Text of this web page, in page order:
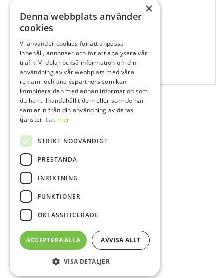
111404
XO – Fotring
1 st
×
Denna webbplats använder
cookies
Vi använder cookies för att anpassa
innehåll, annonser och för att analysera vår
trafik. Vi delar också information om din
användning av vår webbplats med våra
reklam- och analyspartners som kan
kombinera den med annan information som
du har tillhandahållit dem eller som de har
samlat in från din användning av deras
tjänster. Läs mer
STRIKT NÖDVÄNDIGT
PRESTANDA
INRIKTNING
FUNKTIONER
OKLASSIFICERADE
ACCEPTERA ALLA AVVISA ALLT
VISA DETALJER